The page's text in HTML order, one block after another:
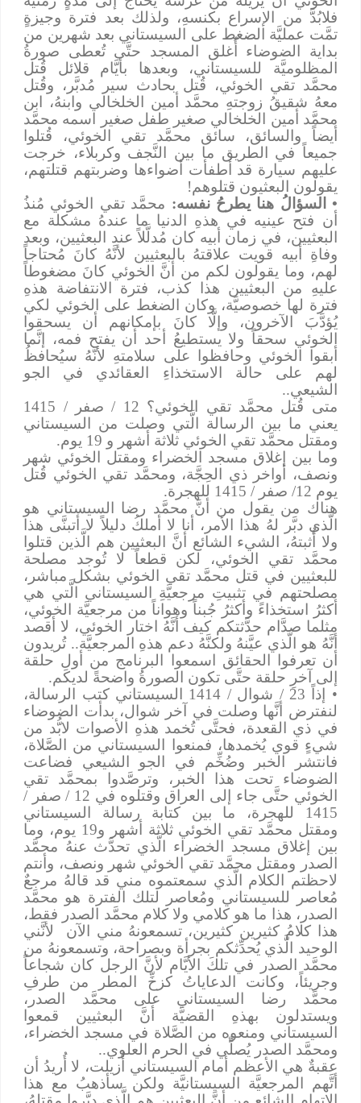
فلابُدَّ من الإسراع بكنسهِ، ولذلك بعد فترة وجيزةٍ
تمَّت عمليَّة الضغط على السيستاني بعد شهرين من
بداية الضوضاء أُغلق المسجد حتَّى تُعطى صورةُ
المظلوميَّة للسيستاني، وبعدها بأيَّام قلائل قُتل
محمَّد تقي الخوئي، قُتل بحادث سير مُدبَّر، وقُتل
معهُ شقيقُ زوجتهِ محمَّد أمين الخلخالي وابنهُ، ابن
محمَّد أمين الخلخالي صغير طفل صغير اسمه محمَّد
أيضاً والسائق، سائق محمَّد تقي الخوئي، قُتلوا
جميعاً في الطريق ما بين النَّجف وكربلاء، خرجت
عليهم سيارة قد أطفأت أضواءها وضربتهم قتلتهم،
يقولون البعثيون قتلوهم!
• السؤالُ هنا يطرحُ نفسه:محمَّد تقي الخوئي مُنذُ
أن فتح عينيه في هذهِ الدنيا ما عندهُ مشكلة مع
البعثيين، في زمان أبيه كان مُدلَّلاً عند البعثيين، وبعد
وفاةِ أبيه قويت علاقتهُ بالبعثيين لأنَّهُ كانَ مُحتاجاً
لهم، وما يقولون لكم من أنَّ الخوئي كانَ مضغوطاً
عليهِ من البعثيين هذا كذب، فترة الانتفاضة هذهِ
فترة لها خصوصيَّة، وكان الضغط على الخوئي لكي
يُؤدَّبَ الآخرون، وإلَّا كانَ بإمكانهم أن يسحقوا
الخوئي سحقاً ولا يستطيعُ أحد أن يفتح فمه، إنَّما
أبقوا الخوئي وحافظوا على سلامتهِ لأنَّهُ سيُحافظُ
لهم على حالة الاستخذاءِ العقائدي في الجو
الشيعي..
متى قُتل محمَّد تقي الخوئي؟ 12 / صفر / 1415
يعني ما بين الرسالة الَّتي وصلت من السيستاني
ومقتل محمَّد تقي الخوئي ثلاثة أشهر و 19 يوم.
وما بين إغلاق مسجد الخضراء ومقتل الخوئي شهر
ونصف، أواخر ذي الحِجَّة، ومحمَّد تقي الخوئي قُتل
يوم 12/ صفر / 1415 للهجرة.
هناك من يقول من أنَّ محمَّد رضا السيستاني هو
الَّذي دبَّر لهُ هذا الأمر، أنا لا أملكُ دليلاً لا أتبنَّى هذا
ولا أُثبتهُ، الشيء الشائع أنَّ البعثيين هم الَّذين قتلوا
محمَّد تقي الخوئي، لكن قطعاً لا تُوجد مصلحة
للبعثيين في قتل محمَّد تقي الخوئي بشكل مباشر،
مصلحتهم في تثبيتِ مرجعيَّةِ السيستاني الَّتي هي
أكثرُ استخذاءً وأكثرُ جُبناً وهواناً من مرجعيَّة الخوئي،
مثلما صدَّام حدَّثتكم كيف أنَّهُ اختار الخوئي، لا أقصد
أنَّهُ هو الَّذي عيَّنهُ ولكنَّهُ دعم هذهِ المرجعيَّة.. تُريدون
أن تعرفوا الحقائق اسمعوا البرنامج من أولِ حلقة
إلى آخرِ حلقة حتَّى تكون الصورةُ واضحةً لديكم.
• إذاً 23 / شوال / 1414 السيستاني كتب الرسالة،
لنفترض أنَّها وصلت في آخر شوال، بدأت الضوضاء
في ذي القعدة، فحتَّى تُخمد هذهِ الأصوات لابُّد من
شيءٍ قوي يُخمدها، فمنعوا السيستاني من الصَّلاة،
فانتشر الخبر وضُخِّم في الجو الشيعي فضاعت
الضوضاء تحت هذا الخبر، وترصَّدوا بمحمَّد تقي
الخوئي حتَّى جاء إلى العراق وقتلوه في 12 / صفر /
1415 للهجرة، ما بين كتابة رسالة السيستاني
ومقتل محمَّد تقي الخوئي ثلاثة أشهر و19 يوم، وما
بين إغلاق مسجد الخضراء الَّذي تحدَّث عنهُ محمَّد
الصدر ومقتل محمَّد تقي الخوئي شهر ونصف، وأنتم
لاحظتم الكلام الَّذي سمعتموه مني قد قالهُ مرجعٌ
مُعاصر للسيستاني ومُعاصر لتلك الفترة هو محمَّد
الصدر، هذا ما هو كلامي ولا كلام محمَّد الصدر فقط،
هذا كلامُ كثيرين كثيرين، تسمعونهُ مني الآن
لأنَّني
الوحيد الَّذي يُحدِّثكم بجرأة وبصراحة، وتسمعونهُ من
محمَّد الصدر في تلكَ الأيَّام لأنَّ الرجل كان شجاعاً
وجريئاً، وكانت الدعاياتُ كزخِّ المطر من طرفِ
محمَّد رضا السيستاني على محمَّد الصدر،
ويستدلون بهذهِ القضيَّة أنَّ البعثيين قمعوا
السيستاني ومنعوه من الصَّلاة في مسجد الخضراء،
ومحمَّد الصدر يُصلِّي في الحرم العلوي..
عقبةٌ هي الأعظم أمام السيستاني أُزيلت، لا أُريدُ أن
أتَّهم المرجعيَّة السيستانيَّة ولكن سأذهبُ مع هذا